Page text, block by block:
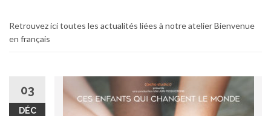
Retrouvez ici toutes les actualités liées à notre atelier Bienvenue
en français
03
DÉC